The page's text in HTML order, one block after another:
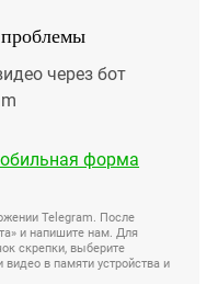
через бот
форма
Telegram. После
и напишите нам. Для
скрепки, выберите
в памяти устройства и